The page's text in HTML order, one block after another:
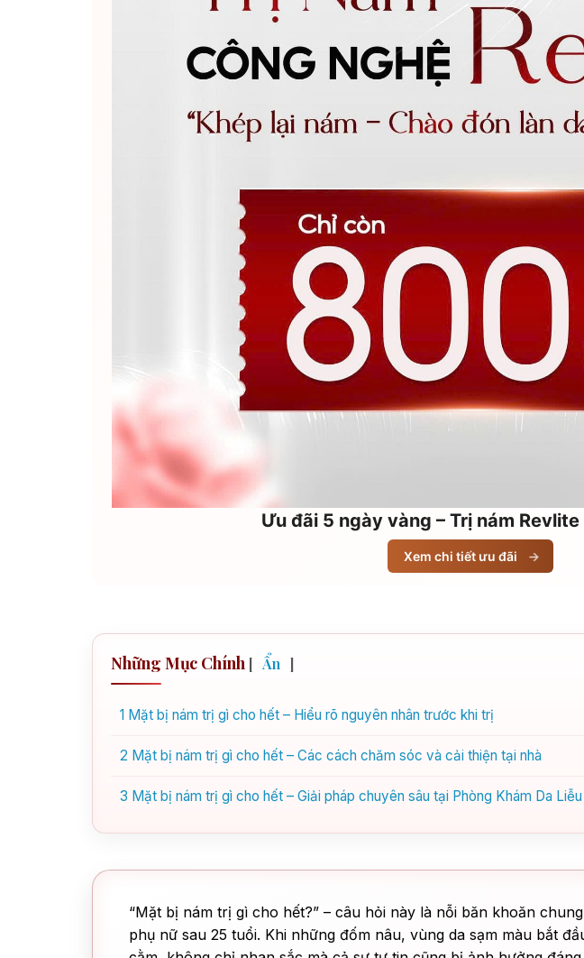
Ưu đãi 5 ngày vàng – Trị nám
Xem chi tiết ưu đãi →
Những Mục Chính [ Ẩn ]
1 Mặt bị nám trị gì cho hết – Hiểu rõ nguyên nhân trước khi trị
2 Mặt bị nám trị gì cho hết – Các cách chăm sóc và cải thiện tại nhà
3 Mặt bị nám trị gì cho hết – Giải pháp chuyên sâu tại Phòng Khám Da
“Mặt bị nám trị gì cho hết?” – câu hỏi này là nỗi băn khoăn
phụ nữ sau 25 tuổi. Khi những đốm nâu, vùng da sạm màu bắt